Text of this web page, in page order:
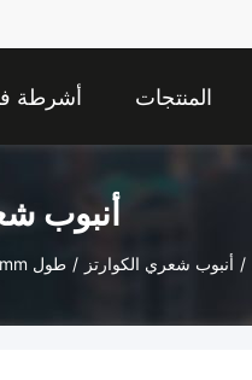
المنتجات أشرطة
أنبوب
/ أنبوب شعري الكوارتز / طول 10mm-1500mm أنبوب اختبار الكوارتز النقي نهاية واحدة جولة مختومة